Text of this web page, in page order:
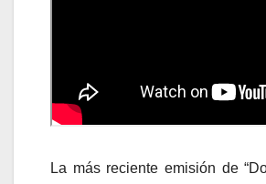
La más reciente emisión de